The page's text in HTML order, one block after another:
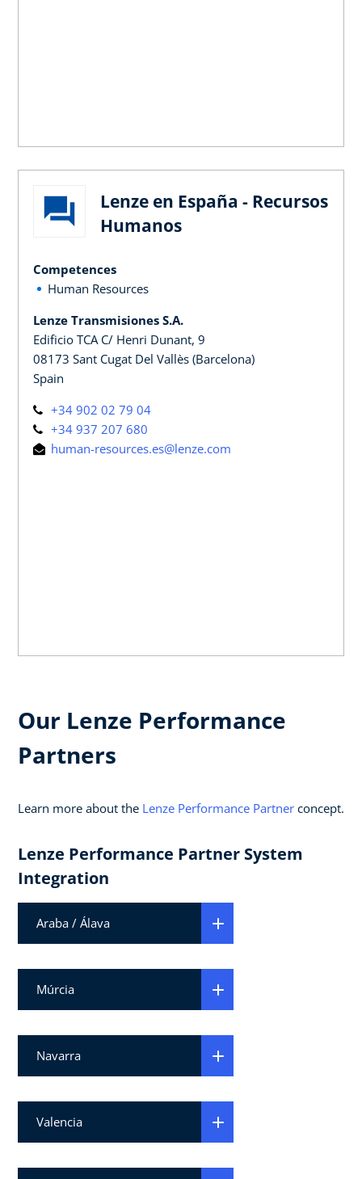
Lenze en España - Recursos
Humanos
Competences
Human Resources
Lenze Transmisiones S.A.
Edificio TCA C/ Henri Dunant, 9
08173 Sant Cugat Del Vallès (Barcelona)
Spain
+34 902 02 79 04
+34 937 207 680
human-resources.es@lenze.com
Our Lenze Performance
Partners
Learn more about the Lenze Performance Partner concept.
Lenze Performance Partner System
Integration
Araba / Álava
Múrcia
Navarra
Valencia